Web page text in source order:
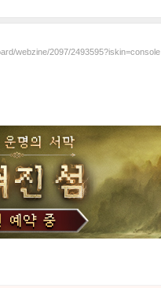
webzine/2097/2493595?iskin=console